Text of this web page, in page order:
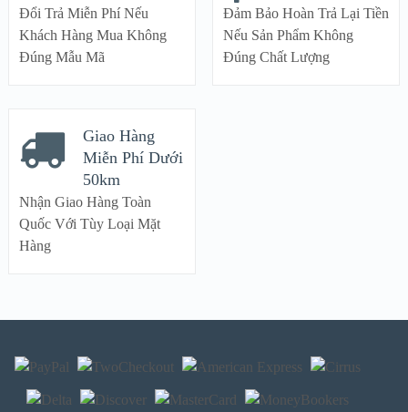
Đổi Trả Miễn Phí Nếu
Khách Hàng Mua Không
Đúng Mẫu Mã
Đảm Bảo Hoàn Trả Lại Tiền
Nếu Sản Phẩm Không
Đúng Chất Lượng
Giao Hàng
Miễn Phí Dưới
50km
Nhận Giao Hàng Toàn
Quốc Với Tùy Loại Mặt
Hàng